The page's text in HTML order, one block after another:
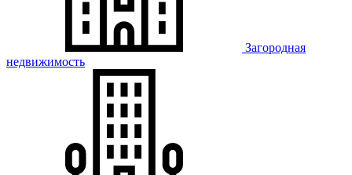
Загородная
недвижимость